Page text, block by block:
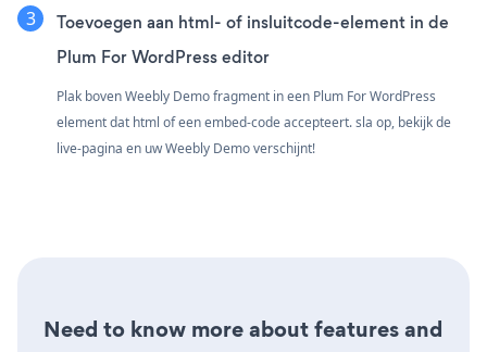
Toevoegen aan html- of insluitcode-element in de
Plum For WordPress editor
Plak boven Weebly Demo fragment in een Plum For WordPress
element dat html of een embed-code accepteert. sla op, bekijk de
live-pagina en uw Weebly Demo verschijnt!
Need to know more about features and